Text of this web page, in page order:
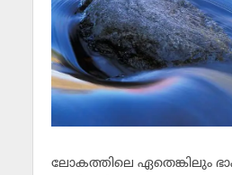
ലോകത്തിലെ ഏതെങ്കിലും